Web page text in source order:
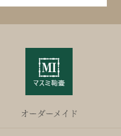
オーダーメイド